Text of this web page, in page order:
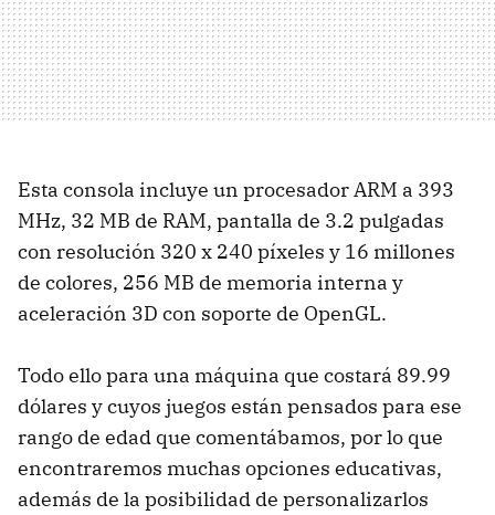
Esta consola incluye un procesador ARM a 393
MHz, 32 MB de RAM, pantalla de 3.2 pulgadas
con resolución 320 x 240 píxeles y 16 millones
de colores, 256 MB de memoria interna y
aceleración 3D con soporte de OpenGL.
Todo ello para una máquina que costará 89.99
dólares y cuyos juegos están pensados para ese
rango de edad que comentábamos, por lo que
encontraremos muchas opciones educativas,
además de la posibilidad de personalizarlos